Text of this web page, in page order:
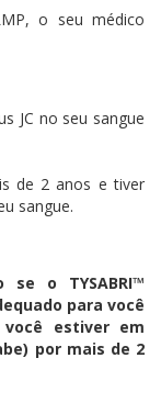
o seu médico
JC no seu sangue
de 2 anos e tiver
sangue.
o TYSABRI™
para você
estiver em
por mais de 2